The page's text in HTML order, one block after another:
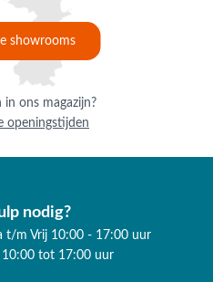
showrooms
in ons magazijn?
openingstijden
nodig?
t/m Vrij 10:00 - 17:00 uur
10:00 tot 17:00 uur